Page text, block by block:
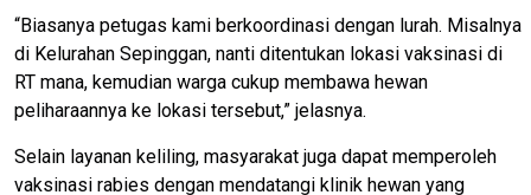
“Biasanya petugas kami berkoordinasi dengan lurah. Misalnya
di Kelurahan Sepinggan, nanti ditentukan lokasi vaksinasi di
RT mana, kemudian warga cukup membawa hewan
peliharaannya ke lokasi tersebut,” jelasnya.
Selain layanan keliling, masyarakat juga dapat memperoleh
vaksinasi rabies dengan mendatangi klinik hewan yang